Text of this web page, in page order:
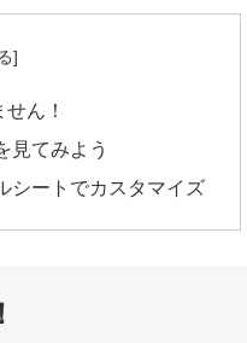
ん！
見てみよう
シートでカスタマイズ